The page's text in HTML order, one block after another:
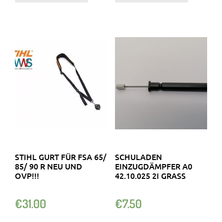
STIHL GURT FÜR FSA 65/
85/ 90 R NEU UND
OVP!!!
€31.00
SCHULADEN
EINZUGDÄMPFER A0
42.10.025 2I GRASS
€7.50